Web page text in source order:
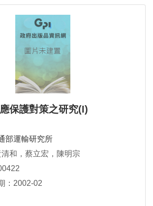
保護對策之研究(I)
部運輸研究所
和，蔡立宏，陳明宗
：2002-02